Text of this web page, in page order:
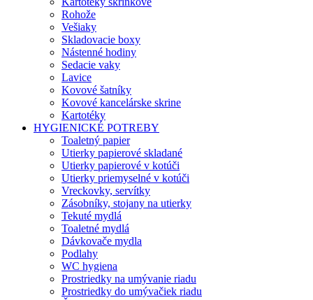
Rohože
Vešiaky
Skladovacie boxy
Nástenné hodiny
Sedacie vaky
Lavice
Kovové šatníky
Kovové kancelárske skrine
Kartotéky
HYGIENICKÉ POTREBY
Toaletný papier
Utierky papierové skladané
Utierky papierové v kotúči
Utierky priemyselné v kotúči
Vreckovky, servítky
Zásobníky, stojany na utierky
Tekuté mydlá
Toaletné mydlá
Dávkovače mydla
Podlahy
WC hygiena
Prostriedky na umývanie riadu
Prostriedky do umývačiek riadu